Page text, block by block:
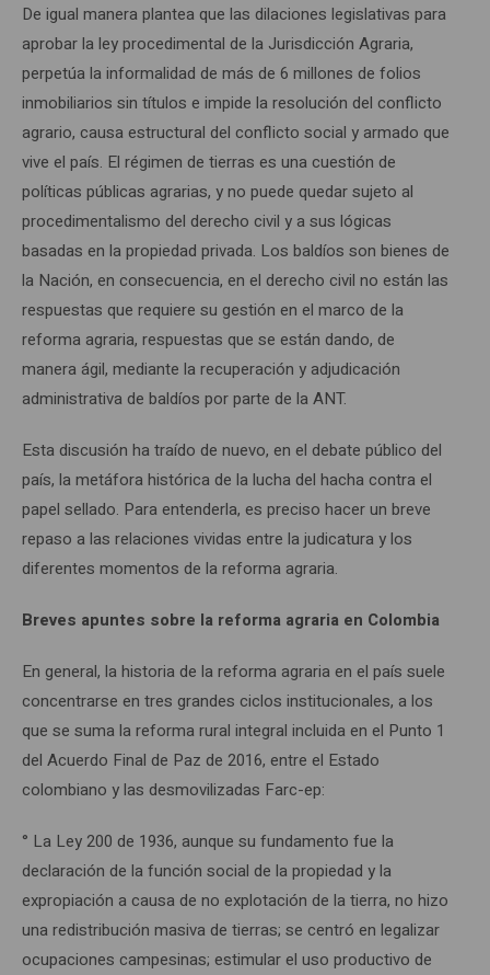
De igual manera plantea que las dilaciones legislativas para
aprobar la ley procedimental de la Jurisdicción Agraria,
perpetúa la informalidad de más de 6 millones de folios
inmobiliarios sin títulos e impide la resolución del conflicto
agrario, causa estructural del conflicto social y armado que
vive el país. El régimen de tierras es una cuestión de
políticas públicas agrarias, y no puede quedar sujeto al
procedimentalismo del derecho civil y a sus lógicas
basadas en la propiedad privada. Los baldíos son bienes de
la Nación, en consecuencia, en el derecho civil no están las
respuestas que requiere su gestión en el marco de la
reforma agraria, respuestas que se están dando, de
manera ágil, mediante la recuperación y adjudicación
administrativa de baldíos por parte de la ANT.
Esta discusión ha traído de nuevo, en el debate público del
país, la metáfora histórica de la lucha del hacha contra el
papel sellado. Para entenderla, es preciso hacer un breve
repaso a las relaciones vividas entre la judicatura y los
diferentes momentos de la reforma agraria.
Breves apuntes sobre la reforma agraria en Colombia
En general, la historia de la reforma agraria en el país suele
concentrarse en tres grandes ciclos institucionales, a los
que se suma la reforma rural integral incluida en el Punto 1
del Acuerdo Final de Paz de 2016, entre el Estado
colombiano y las desmovilizadas Farc-ep:
° La Ley 200 de 1936, aunque su fundamento fue la
declaración de la función social de la propiedad y la
expropiación a causa de no explotación de la tierra, no hizo
una redistribución masiva de tierras; se centró en legalizar
ocupaciones campesinas; estimular el uso productivo de